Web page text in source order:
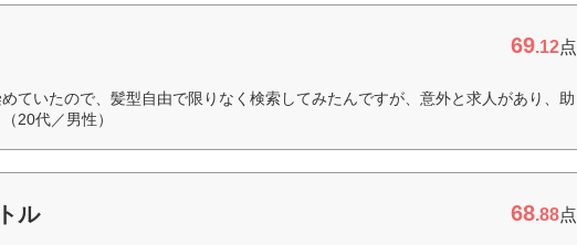
69.12点
ていたので、髪型自由で限りなく検索してみたんですが、意外と求人があり、助
20代／男性）
ル 68.88点